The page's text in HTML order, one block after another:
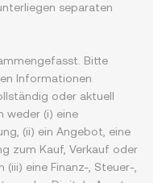
separaten
Bitte
Informationen
oder aktuell
weder (i) eine
(ii) ein Angebot, eine
zum Kauf, Verkauf oder
eine Finanz-, Steuer-,